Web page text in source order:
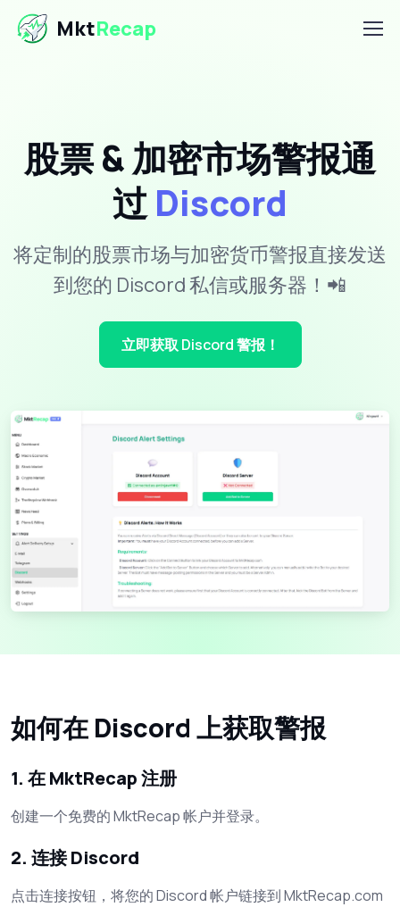
MktRecap
股票 & 加密市场警报通
过Discord
将定制的股票市场与加密货币警报直接发送
到您的 Discord 私信或服务器！📲
立即获取 Discord 警报！
如何在 Discord 上获取警报
1. 在 MktRecap 注册
创建一个免费的 MktRecap 帐户并登录。
2. 连接 Discord
点击连接按钮，将您的 Discord 帐户链接到 MktRecap.com